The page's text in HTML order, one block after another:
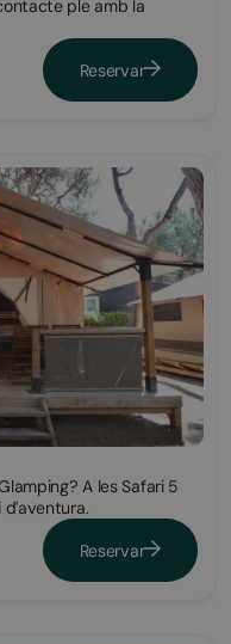
ple amb la
Reservar
A les Safari 5
d'aventura.
Reservar